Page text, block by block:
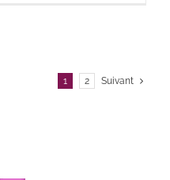
1 2 Suivant